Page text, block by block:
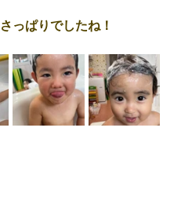
っぱりでしたね！